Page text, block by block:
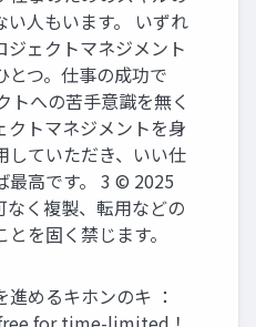
い人もいます。 いずれ
ジェクトマネジメント
とつ。仕事の成功で
トへの苦手意識を無く
クトマネジメントを身
していただき、いい仕
最高です。 3 © 2025
く複製、転用などの
を固く禁じます。
進めるキホンのキ ：